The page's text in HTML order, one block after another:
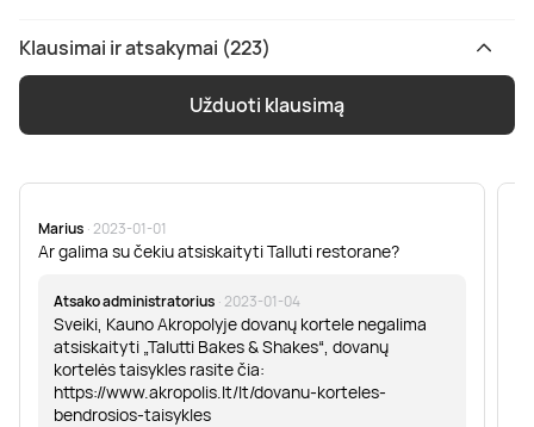
Klausimai ir atsakymai (223)
Užduoti klausimą
Marius · 2023-01-01
Ar galima su čekiu atsiskaityti Talluti restorane?
Atsako administratorius · 2023-01-04
Sveiki, Kauno Akropolyje dovanų kortele negalima
atsiskaityti „Talutti Bakes & Shakes“, dovanų
kortelės taisykles rasite čia:
https://www.akropolis.lt/lt/dovanu-korteles-
bendrosios-taisykles